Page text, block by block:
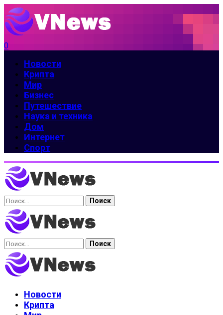
0
Новости
Крипта
Мир
Бизнес
Путешествие
Наука и техника
Дом
Интернет
Спорт
Найти:
Найти:
Новости
Крипта